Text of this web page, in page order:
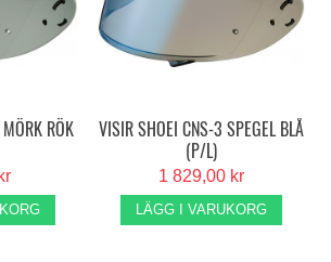
RÖK
VISIR SHOEI CNS-3 SPEGEL BLÅ
(P/L)
1 829,00 kr
LÄGG I VARUKORG